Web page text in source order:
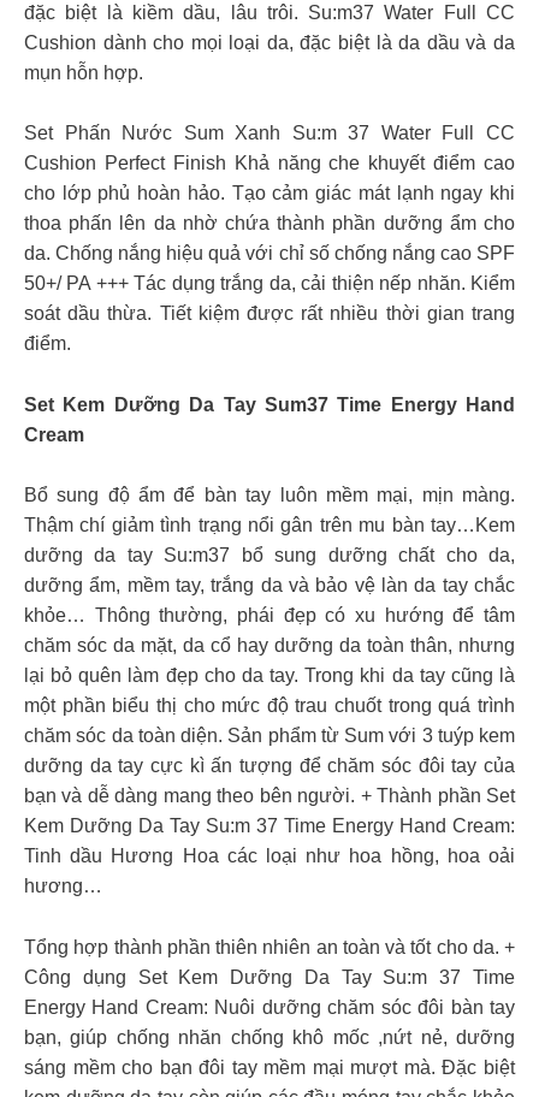
đặc biệt là kiềm dầu, lâu trôi. Su:m37 Water Full CC
Cushion dành cho mọi loại da, đặc biệt là da dầu và da
mụn hỗn hợp.
Set Phấn Nước Sum Xanh Su:m 37 Water Full CC
Cushion Perfect Finish Khả năng che khuyết điểm cao
cho lớp phủ hoàn hảo. Tạo cảm giác mát lạnh ngay khi
thoa phấn lên da nhờ chứa thành phần dưỡng ẩm cho
da. Chống nắng hiệu quả với chỉ số chống nắng cao SPF
50+/ PA +++ Tác dụng trắng da, cải thiện nếp nhăn. Kiểm
soát dầu thừa. Tiết kiệm được rất nhiều thời gian trang
điểm.
Set Kem Dưỡng Da Tay Sum37 Time Energy Hand
Cream
Bổ sung độ ẩm để bàn tay luôn mềm mại, mịn màng.
Thậm chí giảm tình trạng nổi gân trên mu bàn tay…Kem
dưỡng da tay Su:m37 bổ sung dưỡng chất cho da,
dưỡng ẩm, mềm tay, trắng da và bảo vệ làn da tay chắc
khỏe… Thông thường, phái đẹp có xu hướng để tâm
chăm sóc da mặt, da cổ hay dưỡng da toàn thân, nhưng
lại bỏ quên làm đẹp cho da tay. Trong khi da tay cũng là
một phần biểu thị cho mức độ trau chuốt trong quá trình
chăm sóc da toàn diện. Sản phẩm từ Sum với 3 tuýp kem
dưỡng da tay cực kì ấn tượng để chăm sóc đôi tay của
bạn và dễ dàng mang theo bên người. + Thành phần Set
Kem Dưỡng Da Tay Su:m 37 Time Energy Hand Cream:
Tinh dầu Hương Hoa các loại như hoa hồng, hoa oải
hương…
Tổng hợp thành phần thiên nhiên an toàn và tốt cho da. +
Công dụng Set Kem Dưỡng Da Tay Su:m 37 Time
Energy Hand Cream: Nuôi dưỡng chăm sóc đôi bàn tay
bạn, giúp chống nhăn chống khô mốc ,nứt nẻ, dưỡng
sáng mềm cho bạn đôi tay mềm mại mượt mà. Đặc biệt